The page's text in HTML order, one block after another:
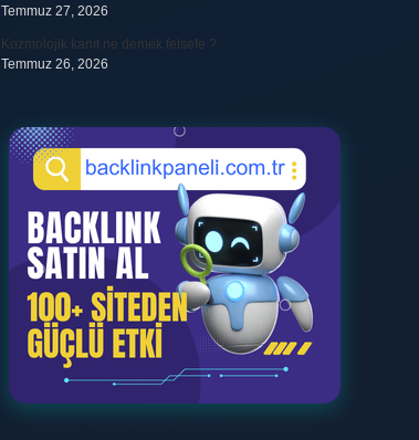
Temmuz 27, 2026
Kozmolojik kanıt ne demek felsefe ?
Temmuz 26, 2026